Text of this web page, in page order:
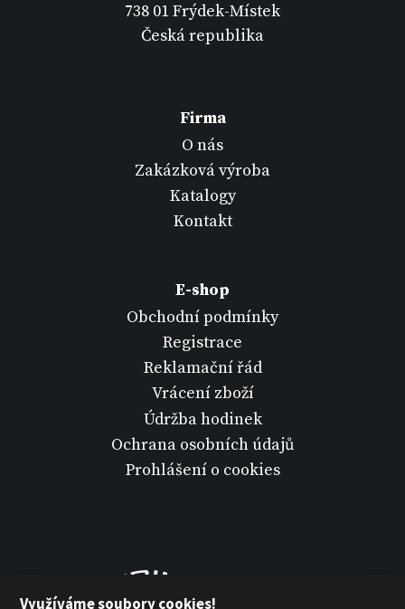
738 01 Frýdek-Místek
Česká republika
Firma
O nás
Zakázková výroba
Katalogy
Kontakt
E-shop
Obchodní podmínky
Registrace
Reklamační řád
Vrácení zboží
Údržba hodinek
Ochrana osobních údajů
Prohlášení o cookies
Využíváme soubory cookies!